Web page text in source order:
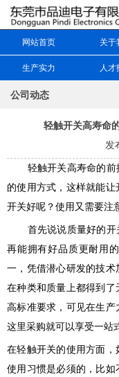
网站首页 关于
生产实力 人才
公司动态
轻触开关高寿命
发
轻触开关高寿命的前
的使用方式，这样就能
开关好呢？使用又需要注
首先说说质量好的开
再能拥有好品质更耐用
一，凭借潜心研发的技
在种类和质量上都得到
高标准要求，可见在生
这里采购就可以享受一站
在轻触开关的使用方面
使用习惯是必须的，比